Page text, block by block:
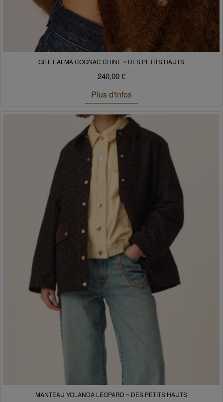
GILET ALMA COGNAC CHINE ~ DES PETITS HAUTS
240,00 €
Plus d'infos
MANTEAU YOLANDA LÉOPARD ~ DES PETITS HAUTS